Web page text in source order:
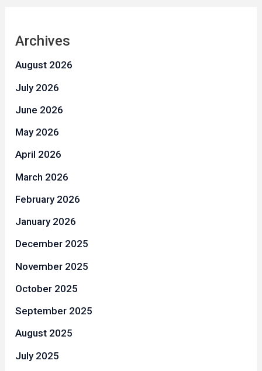
Archives
August 2026
July 2026
June 2026
May 2026
April 2026
March 2026
February 2026
January 2026
December 2025
November 2025
October 2025
September 2025
August 2025
July 2025